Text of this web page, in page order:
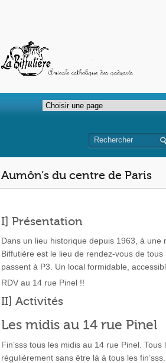
Aumôn’s du centre de Paris
I] Présentation
Dans un lieu historique depuis 1963, à une
Biffutière est le lieu de rendez-vous de
passent à P3. Un local formidable,
RDV au 14 rue Pinel !!
II] Activités
Les midis au 14 rue Pinel
Fin’sss tous les midis au 14 rue Pinel. Tous
régulièrement sans être là à tous les